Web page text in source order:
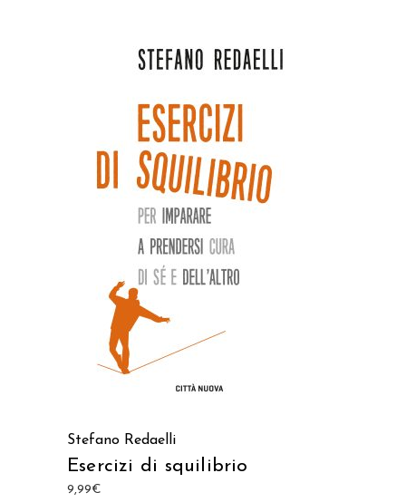
AGGIUNGI AL CARRELLO
Stefano Redaelli
Esercizi di squilibrio
9,99€